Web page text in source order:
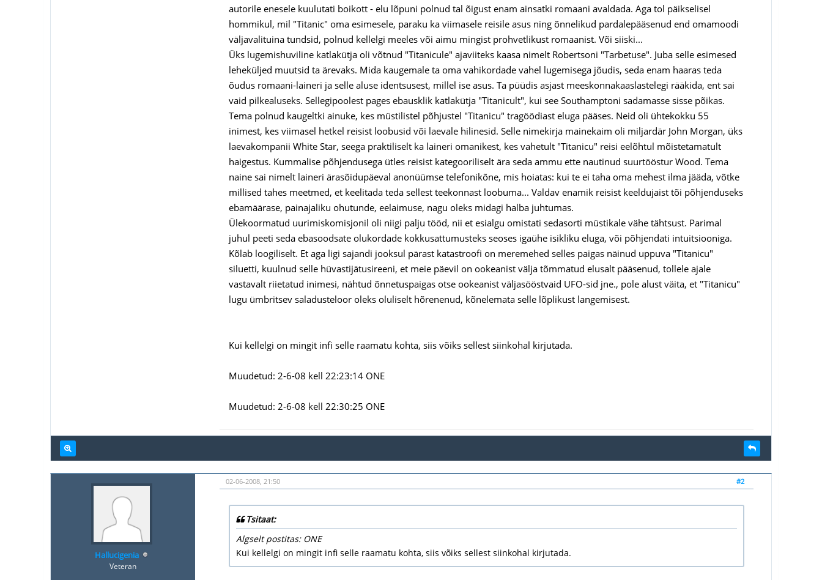
autorile enesele kuulutati boikott - elu lõpuni polnud tal õigust enam ainsatki romaani avaldada. Aga tol päikselisel
hommikul, mil "Titanic" oma esimesele, paraku ka viimasele reisile asus ning õnnelikud pardalepääsenud end omamoodi
väljavalituina tundsid, polnud kellelgi meeles või aimu mingist prohvetlikust romaanist. Või siiski...
Üks lugemishuviline katlakütja oli võtnud "Titanicule" ajaviiteks kaasa nimelt Robertsoni "Tarbetuse". Juba selle esimesed
leheküljed muutsid ta ärevaks. Mida kaugemale ta oma vahikordade vahel lugemisega jõudis, seda enam haaras teda
õudus romaani-laineri ja selle aluse identsusest, millel ise asus. Ta püüdis asjast meeskonnakaaslastelegi rääkida, ent sai
vaid pilkealuseks. Sellegipoolest pages ebausklik katlakütja "Titanicult", kui see Southamptoni sadamasse sisse põikas.
Tema polnud kaugeltki ainuke, kes müstilistel põhjustel "Titanicu" tragöödiast eluga pääses. Neid oli ühtekokku 55
inimest, kes viimasel hetkel reisist loobusid või laevale hilinesid. Selle nimekirja mainekaim oli miljardär John Morgan, üks
laevakompanii White Star, seega praktiliselt ka laineri omanikest, kes vahetult "Titanicu" reisi eelõhtul mõistetamatult
haigestus. Kummalise põhjendusega ütles reisist kategooriliselt ära seda ammu ette nautinud suurtööstur Wood. Tema
naine sai nimelt laineri ärasõidupäeval anonüümse telefonikõne, mis hoiatas: kui te ei taha oma mehest ilma jääda, võtke
millised tahes meetmed, et keelitada teda sellest teekonnast loobuma... Valdav enamik reisist keeldujaist tõi põhjenduseks
ebamäärase, painajaliku ohutunde, eelaimuse, nagu oleks midagi halba juhtumas.
Ülekoormatud uurimiskomisjonil oli niigi palju tööd, nii et esialgu omistati sedasorti müstikale vähe tähtsust. Parimal
juhul peeti seda ebasoodsate olukordade kokkusattumusteks seoses igaühe isikliku eluga, või põhjendati intuitsiooniga.
Kõlab loogiliselt. Et aga ligi sajandi jooksul pärast katastroofi on meremehed selles paigas näinud uppuva "Titanicu"
siluetti, kuulnud selle hüvastijätusireeni, et meie päevil on ookeanist välja tõmmatud elusalt pääsenud, tollele ajale
vastavalt riietatud inimesi, nähtud õnnetuspaigas otse ookeanist väljasööstvaid UFO-sid jne., pole alust väita, et "Titanicu"
lugu ümbritsev saladusteloor oleks oluliselt hõrenenud, kõnelemata selle lõplikust langemisest.
Kui kellelgi on mingit infi selle raamatu kohta, siis võiks sellest siinkohal kirjutada.
Muudetud: 2-6-08 kell 22:23:14 ONE
Muudetud: 2-6-08 kell 22:30:25 ONE
Hallucigenia
Veteran
#2
02-06-2008, 21:50
Tsitaat:
Algselt postitas: ONE
Kui kellelgi on mingit infi selle raamatu kohta, siis võiks sellest siinkohal kirjutada.